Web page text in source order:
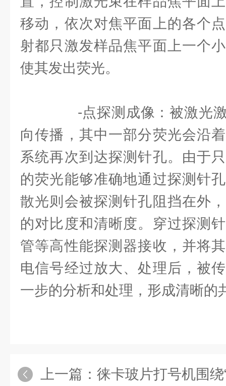
移动，依次对焦平面上的各个
射都只激发样品焦平面上一个
使其发出荧光。
-点探测成像：被激光激
向传播，其中一部分荧光会沿
系统再次到达探测针孔。由于
的荧光能够准确地通过探测针
散光则会被探测针孔阻挡在外
的对比度和清晰度。穿过探测
管等高性能探测器接收，并将
电信号经过放大、处理后，被
一步的分析和处理，形成清晰的
上一篇： 徕卡玻片打号机围绕“精准供